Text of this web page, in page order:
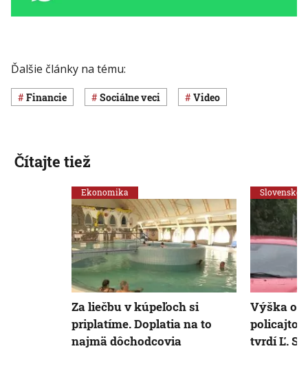
Ďalšie články na tému:
Financie Sociálne veci Video
Čítajte tiež
Ekonomika
Za liečbu v kúpeľoch si
priplatíme. Doplatia na to
najmä dôchodcovia
Slovensko
Výška
policajtov
tvrdí Ľ.